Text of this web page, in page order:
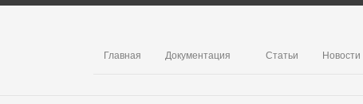
Главная Документация Статьи Новости